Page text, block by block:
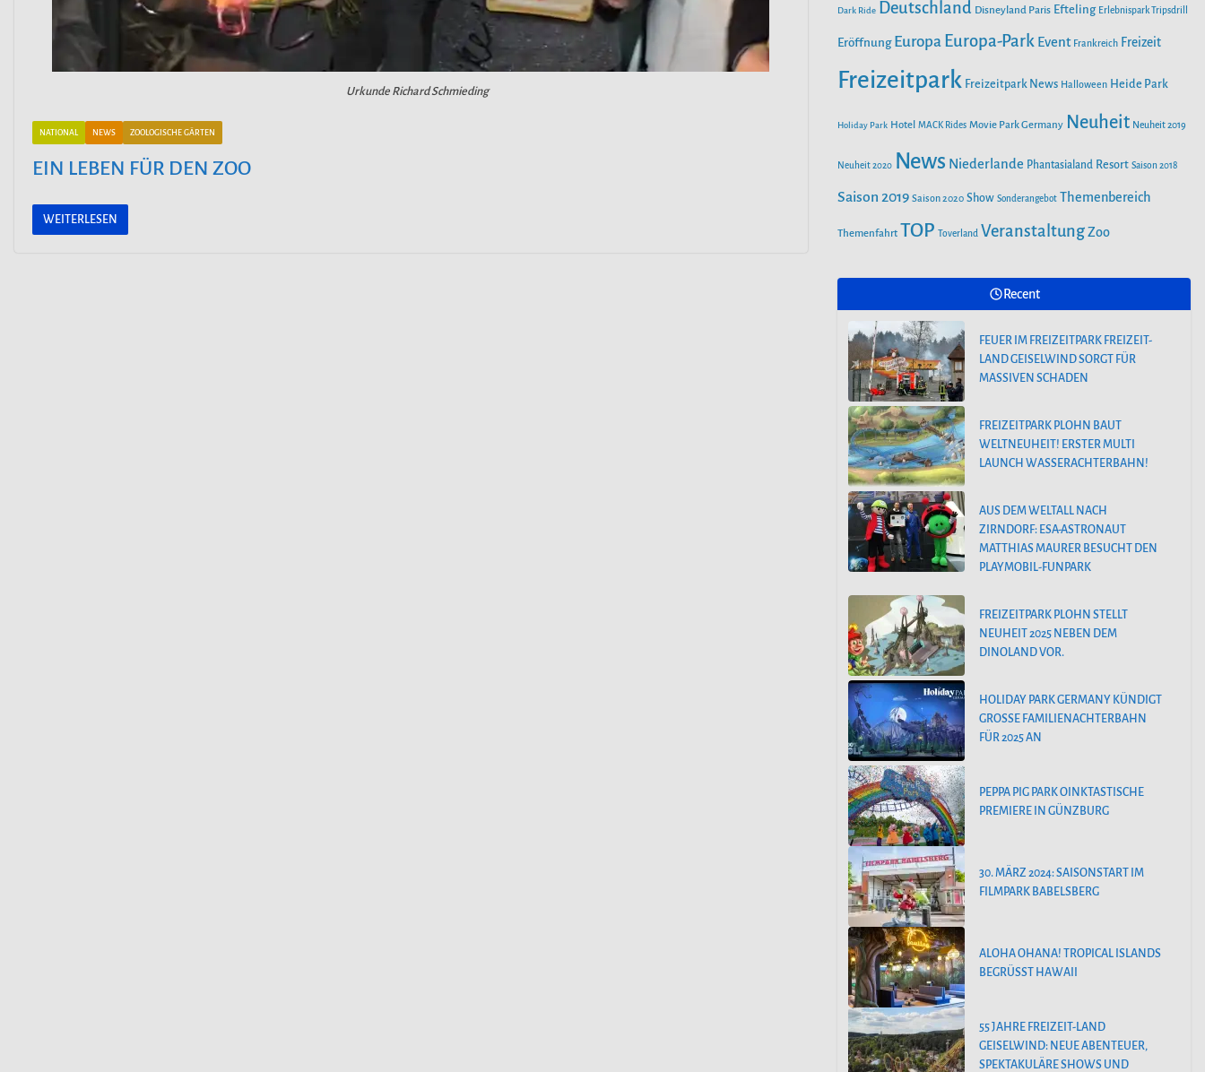
Urkunde Richard Schmieding
NATIONAL NEWS ZOOLOGISCHE GÄRTEN
EIN LEBEN FÜR DEN ZOO
WEITERLESEN
n
o
r
e
Dark Ride Deutschland Disneyland Paris Efteling Erlebnispark Tripsdrill
Eröffnung Europa Europa-Park Event Frankreich Freizeit
Freizeitpark Freizeitpark News Halloween Heide Park
Holiday Park Hotel MACK Rides Movie Park Germany Neuheit Neuheit 2019
Neuheit 2020 News Niederlande Phantasialand Resort Saison 2018
Saison 2019 Saison 2020 Show Sonderangebot Themenbereich
Themenfahrt TOP Toverland Veranstaltung Zoo
Recent
FEUER IM FREIZEITPARK FREIZEIT-
LAND GEISELWIND SORGT FÜR
MASSIVEN SCHADEN
FREIZEITPARK PLOHN BAUT
WELTNEUHEIT! ERSTER MULTI
LAUNCH WASSERACHTERBAHN!
AUS DEM WELTALL NACH
ZIRNDORF: ESA-ASTRONAUT
MATTHIAS MAURER BESUCHT DEN
PLAYMOBIL-FUNPARK
FREIZEITPARK PLOHN STELLT
NEUHEIT 2025 NEBEN DEM
DINOLAND VOR.
HOLIDAY PARK GERMANY KÜNDIGT
GROSSE FAMILIENACHTERBAHN F
ÜR 2025 AN
PEPPA PIG PARK OINKTASTISCHE
PREMIERE IN GÜNZBURG
30. MÄRZ 2024: SAISONSTART IM
FILMPARK BABELSBERG
ALOHA OHANA! TROPICAL ISLANDS
BEGRÜSST HAWAII
55 JAHRE FREIZEIT-LAND
GEISELWIND: NEUE ABENTEUER,
SPEKTAKULÄRE SHOWS UND